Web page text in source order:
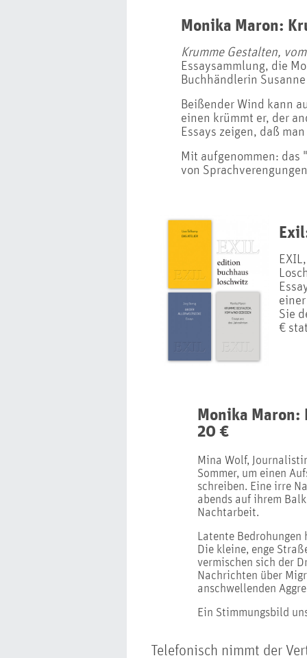
Monika Maron:
Krumme Gestalten,
Essaysammlung, die
Buchhändlerin
Beißender Wind kann
einen krümmt er, der
Essays zeigen, daß
Mit aufgenommen: das
von
Sie
€
Monika Maron:
20 €
Mina Wolf,
Sommer, um einen
schreiben. Eine irre
abends auf ihrem
Nachtarbeit.
Latente Bedrohungen
Die kleine, enge
vermischen sich der
Nachrichten über
anschwellenden
Ein Stimmungsbild
Telefonisch nimmt der